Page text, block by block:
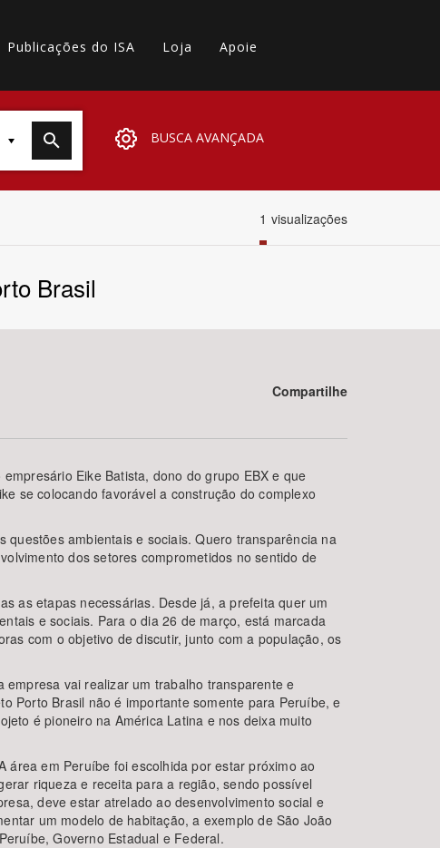
Publicações do ISA Loja Apoie
BUSCA AVANÇADA
BUSCAR
1 visualizações
Brasil
Compartilhe
Eike Batista, dono do grupo EBX e que
se colocando favorável a construção do complexo
ambientais e sociais. Quero transparência na
dos setores comprometidos no sentido de
as etapas necessárias. Desde já, a prefeita quer um
e sociais. Para o dia 26 de março, está marcada
com o objetivo de discutir, junto com a população, os
vai realizar um trabalho transparente e
Porto Brasil não é importante somente para Peruíbe, e
é pioneiro na América Latina e nos deixa muito
área em Peruíbe foi escolhida por estar próximo ao
riqueza e receita para a região, sendo possível
deve estar atrelado ao desenvolvimento social e
um modelo de habitação, a exemplo de São João
Governo Estadual e Federal.